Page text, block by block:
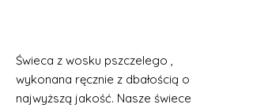
Świeca z wosku pszczelego ,
wykonana ręcznie z dbałością o
najwyższą jakość. Nasze świece